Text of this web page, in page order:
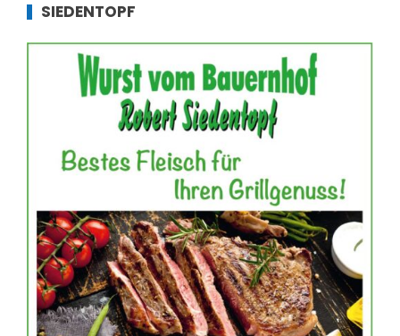
SIEDENTOPF